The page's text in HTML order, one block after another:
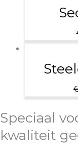
Speciaal
kwaliteit